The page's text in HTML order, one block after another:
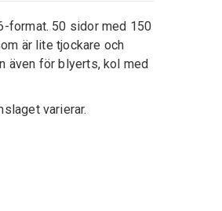
format. 50 sidor med 150
är lite tjockare och
även för blyerts, kol med
varierar.